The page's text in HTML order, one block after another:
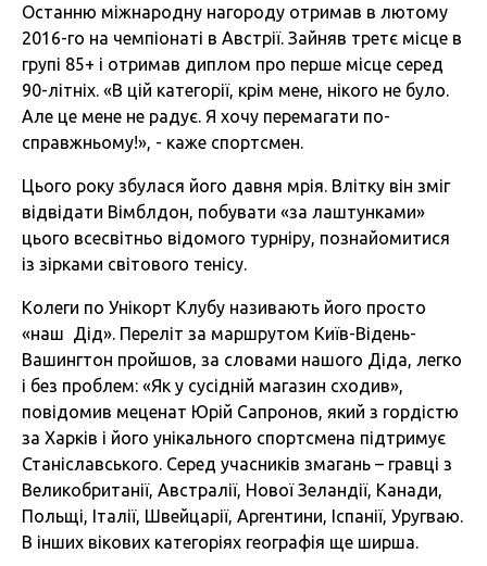
Останню міжнародну нагороду отримав в лютому
2016-го на чемпіонаті в Австрії. Зайняв третє місце в
групі 85+ і отримав диплом про перше місце серед
90-літніх. «В цій категорії, крім мене, нікого не було.
Але це мене не радує. Я хочу перемагати по-
справжньому!», - каже спортсмен.
Цього року збулася його давня мрія. Влітку він зміг
відвідати Вімблдон, побувати «за лаштунками»
цього всесвітньо відомого турніру, познайомитися
із зірками світового тенісу.
Колеги по Унікорт Клубу називають його просто
«наш Дід». Переліт за маршрутом Київ-Відень-
Вашингтон пройшов, за словами нашого Діда, легко
і без проблем: «Як у сусідній магазин сходив»,
повідомив меценат Юрій Сапронов, який з гордістю
за Харків і його унікального спортсмена підтримує
Станіславського. Серед учасників змагань – гравці з
Великобританії, Австралії, Нової Зеландії, Канади,
Польщі, Італії, Швейцарії, Аргентини, Іспанії, Уругваю.
В інших вікових категоріях географія ще ширша.